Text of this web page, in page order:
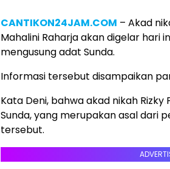
CANTIKON24JAM.COM – Akad
Mahalini Raharja akan digelar hari
mengusung adat Sunda.
Informasi tersebut disampaikan
Kata Deni, bahwa akad nikah
Sunda, yang merupakan asal dari
tersebut.